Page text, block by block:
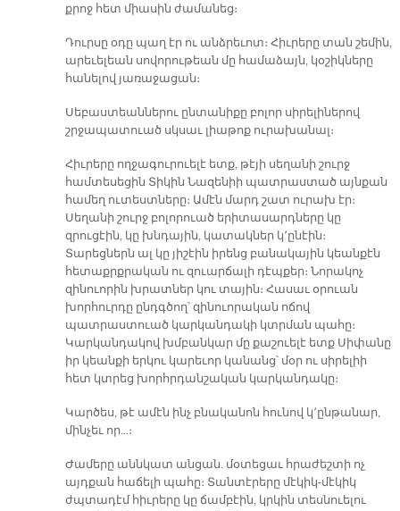
քրոջ հետ միասին ժամանեց։
Դուրսը օդը պաղ էր ու անձրեւոտ։ Հիւրերը տան շեմին,
արեւելեան սովորութեան մը համաձայն, կօշիկները
հանելով յառաջացան։
Սեբաստեաններու ընտանիքը բոլոր սիրելիներով
շրջապատուած սկսաւ լիաթոք ուրախանալ։
Հիւրերը ողջագուրուելէ ետք, թէյի սեղանի շուրջ
համտեսեցին Տիկին Նազենիի պատրաստած այնքան
համեղ ուտեստները։ Ամէն մարդ շատ ուրախ էր։
Սեղանի շուրջ բոլորուած երիտասարդները կը
զրուցէին, կը խնդային, կատակներ կ՚ընէին։
Տարեցներն ալ կը յիշէին իրենց բանակային կեանքէն
հետաքրքրական ու զուարճալի դէպքեր։ Նորակոչ
զինուորին խրատներ կու տային։ Հասաւ օրուան
խորհուրդը ընդգծող՝ զինուորական ոճով
պատրաստուած կարկանդակի կտրման պահը։
Կարկանդակով խմբանկար մը քաշուելէ ետք Սիփանը
իր կեանքի երկու կարեւոր կանանց՝ մօր ու սիրելիի
հետ կտրեց խորհրդանշական կարկանդակը։
Կարծես, թէ ամէն ինչ բնականոն հունով կ՚ընթանար,
մինչեւ որ…։
Ժամերը աննկատ անցան. մօտեցաւ հրաժեշտի ոչ
այդքան հաճելի պահը։ Տանտէրերը մէկիկ-մէկիկ
ժպտադէմ հիւրերը կը ճամբէին, կրկին տեսնուելու